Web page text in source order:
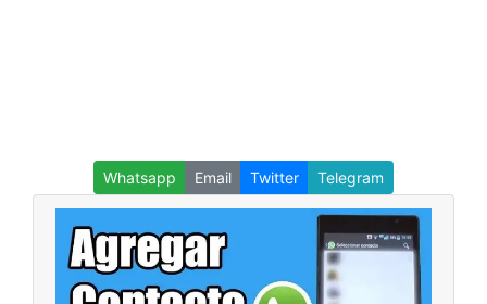
Whatsapp Email Twitter Telegram